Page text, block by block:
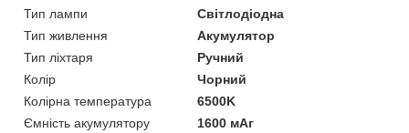
Тип лампи
Світлодіодна
Тип живлення
Акумулятор
Тип ліхтаря
Ручний
Колір
Чорний
Колірна температура
6500K
Ємність акумулятору
1600 мАг